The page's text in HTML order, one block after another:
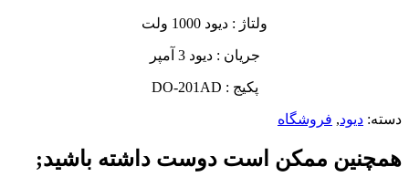
ولتاژ : دیود 1000 ولت
جریان : دیود 3 آمپر
پکیج : DO-201AD
دسته: دیود, فروشگاه
همچنین ممکن است دوست داشته باشید;